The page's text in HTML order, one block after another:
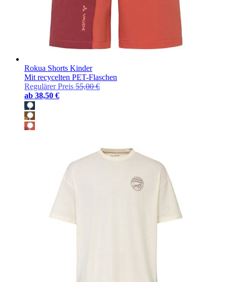
Rokua Shorts Kinder
Mit recycelten PET-Flaschen
Regulärer Preis 55,00 €
ab 38,50 €